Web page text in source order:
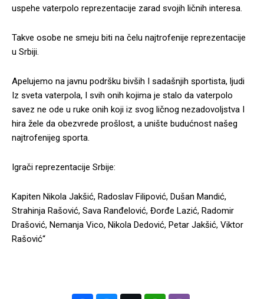
uspehe vaterpolo reprezentacije zarad svojih ličnih interesa.
Takve osobe ne smeju biti na čelu najtrofenije reprezentacije
u Srbiji.
Apelujemo na javnu podršku bivših I sadašnjih sportista, ljudi
Iz sveta vaterpola, I svih onih kojima je stalo da vaterpolo
savez ne ode u ruke onih koji iz svog ličnog nezadovoljstva I
hira žele da obezvrede prošlost, a unište budućnost našeg
najtrofenijeg sporta.
Igrači reprezentacije Srbije:
Kapiten Nikola Jakšić, Radoslav Filipović, Dušan Mandić,
Strahinja Rašović, Sava Ranđelović, Đorđe Lazić, Radomir
Drašović, Nemanja Vico, Nikola Dedović, Petar Jakšić, Viktor
Rašović“